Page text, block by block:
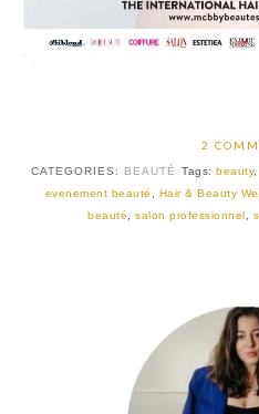
2
CATEGORIES: BEAUTÉ Tags:beauty
evenement beauté
Hair & Beauty
beauté
salon professionnel